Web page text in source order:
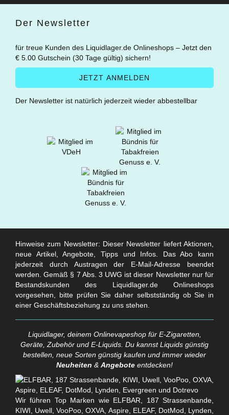
Der Newsletter
für treue Kunden des Liquidlager.de Onlineshops – Jetzt den
€ 5.00 Gutschein (30 Tage gültig) sichern!
Der Newsletter ist natürlich jederzeit wieder abbestellbar
Hinweise zum Newsletter: Dieser Newsletter liefert Aktionen,
neue Artikel, Angebote, Tipps und Infos. Das Abo kann
jederzeit durch Austragen der E-Mail-Adresse beendet
werden. Gemäß § 7 Abs. 3 UWG ist dieser Newsletter nur für
Bestandskunden des Liquidlager.de Onlineshops
vorgesehen, bitte prüfen Sie daher selbstständig ob Sie in
einer Geschäftsbeziehung zu uns stehen.
Liquidlager, deinem Onlinevapeshop für E-Zigaretten,
Geräte, Zubehör und E-Liquids. Du kannst Liquids günstig
bestellen, neue Sorten günstig kaufen und immer wieder
Neuheiten & Angebote entdecken!
Wir führen Top Marken wie ELFBAR, 187 Strassenbande,
KIWI, Uwell, VooPoo, OXVA, Aspire, ELEAF, DotMod, Lynden,